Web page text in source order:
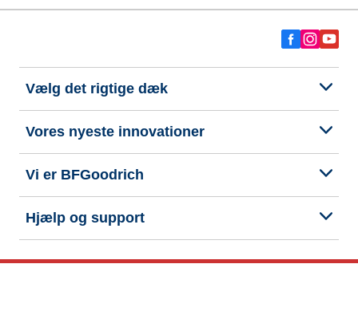
Vælg det rigtige dæk
Vores nyeste innovationer
Vi er BFGoodrich
Hjælp og support